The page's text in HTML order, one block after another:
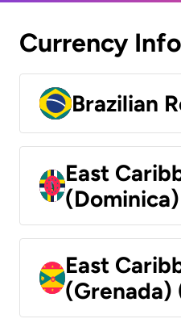
Currency
Brazilian
East
East
(Grenada)